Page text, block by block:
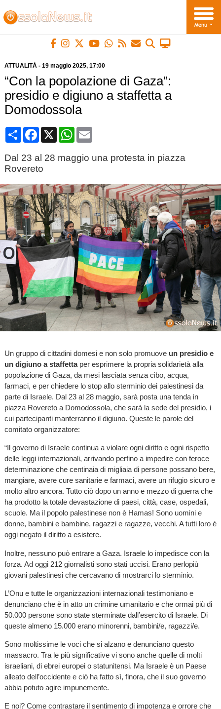
ATTUALITÀ- 19 maggio 2025, 17:00
“Con la popolazione di Gaza”:
presidio e digiuno a staffetta a
Domodossola
CondividiFacebook
X WhatsApp
Email
Dal 23 al 28 maggio una protesta in piazza
Rovereto
Un gruppo di cittadini domesi e non solo promuove un presidio e
un digiuno a staffettaper esprimere la propria solidarietà alla
popolazione di Gaza, da mesi lasciata senza cibo, acqua,
farmaci, e per chiedere lo stop allo sterminio dei palestinesi da
parte di Israele. Dal 23 al 28 maggio, sarà posta una tenda in
piazza Rovereto a Domodossola, che sarà la sede del presidio, i
cui partecipanti manterranno il digiuno. Queste le parole del
comitato organizzatore:
“Il governo di Israele continua a violare ogni diritto e ogni rispetto
delle leggi internazionali, arrivando perfino a impedire con feroce
determinazione che centinaia di migliaia di persone possano bere,
mangiare, avere cure sanitarie e farmaci, avere un rifugio sicuro e
molto altro ancora. Tutto ciò dopo un anno e mezzo di guerra che
ha prodotto la totale devastazione di paesi, città, case, ospedali,
scuole. Ma il popolo palestinese non è Hamas! Sono uomini e
donne, bambini e bambine, ragazzi e ragazze, vecchi. A tutti loro è
oggi negato il diritto a esistere.
Inoltre, nessuno può entrare a Gaza. Israele lo impedisce con la
forza. Ad oggi 212 giornalisti sono stati uccisi. Erano perlopiù
giovani palestinesi che cercavano di mostrarci lo sterminio.
L’Onu e tutte le organizzazioni internazionali testimoniano e
denunciano che è in atto un crimine umanitario e che ormai più di
50.000 persone sono state sterminate dall’esercito di Israele. Di
queste almeno 15.000 erano minorenni, bambini/e, ragazzi/e.
Sono moltissime le voci che si alzano e denunciano questo
massacro. Tra le più significative vi sono anche quelle di molti
israeliani, di ebrei europei o statunitensi. Ma Israele è un Paese
alleato dell’occidente e ciò ha fatto sì, finora, che il suo governo
abbia potuto agire impunemente.
E noi? Come contrastare il sentimento di impotenza e orrore che